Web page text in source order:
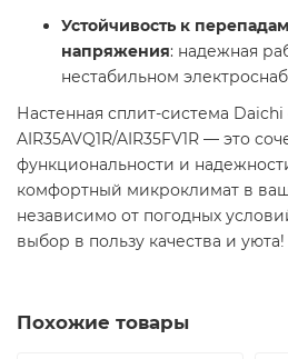
Устойчивость к перепадам
напряжения: надежная
нестабильном
Настенная сплит-система
AIR35AVQ1R/AIR35FV1R — это
функциональности и
комфортный микроклимат в
независимо от погодных
выбор в пользу качества и уюта!
Похожие товары